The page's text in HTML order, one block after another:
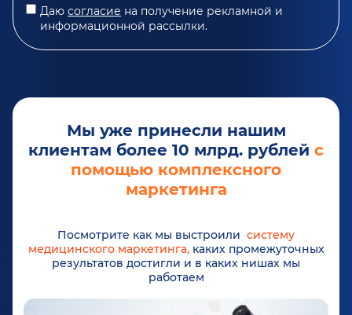
Даю согласие на получение рекламной и
информационной рассылки.
Мы уже принесли нашим
клиентам более 10 млрд. рублей с
помощью комплексного
маркетинга
Посмотрите как мы выстроили систему
медицинского маркетинга,каких промежуточных
результатов достигли и в каких нишах мы
работаем